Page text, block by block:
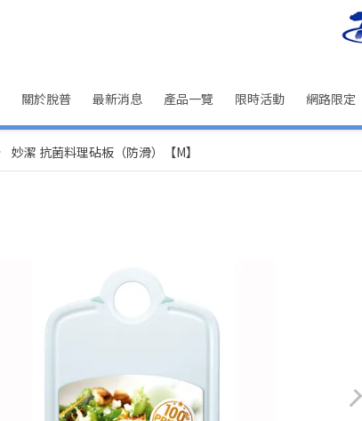
關於脫普 最新消息 產品一覽 限時活動 網路限定
妙潔 抗菌料理砧板（防滑）【M】